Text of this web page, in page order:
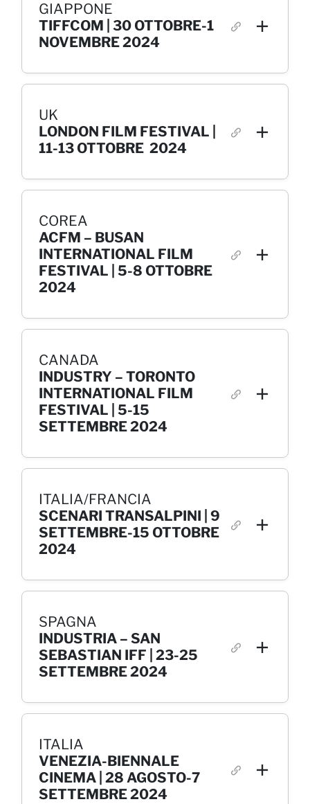
GIAPPONE
TIFFCOM | 30 OTTOBRE-1
NOVEMBRE 2024
UK
LONDON FILM FESTIVAL |
11-13 OTTOBRE 2024
COREA
ACFM – BUSAN
INTERNATIONAL FILM
FESTIVAL | 5-8 OTTOBRE
2024
CANADA
INDUSTRY – TORONTO
INTERNATIONAL FILM
FESTIVAL | 5-15
SETTEMBRE 2024
ITALIA/FRANCIA
SCENARI TRANSALPINI | 9
SETTEMBRE-15 OTTOBRE
2024
SPAGNA
INDUSTRIA – SAN
SEBASTIAN IFF | 23-25
SETTEMBRE 2024
ITALIA
VENEZIA-BIENNALE
CINEMA | 28 AGOSTO-7
SETTEMBRE 2024